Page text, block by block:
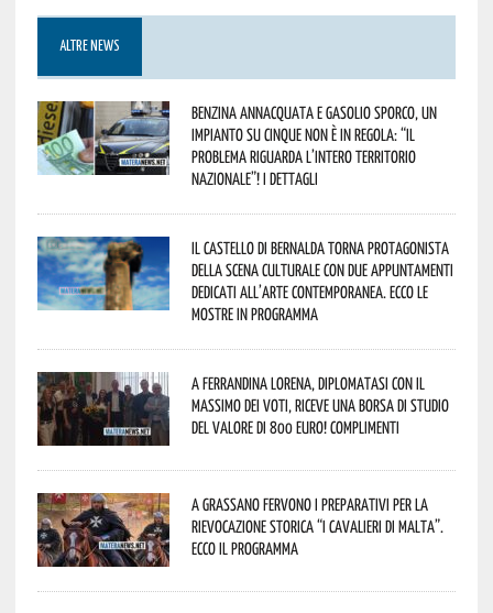
ALTRE NEWS
Benzina annacquata e gasolio sporco, un
impianto su cinque non è in regola: “il
problema riguarda l’intero territorio
Nazionale”! I dettagli
Il Castello di Bernalda torna protagonista
della scena culturale con due appuntamenti
dedicati all’arte contemporanea. Ecco le
mostre in programma
A Ferrandina Lorena, diplomatasi con il
massimo dei voti, riceve una borsa di studio
del valore di 800 euro! Complimenti
A Grassano fervono i preparativi per la
Rievocazione Storica “I CAVALIERI DI MALTA”.
Ecco il programma